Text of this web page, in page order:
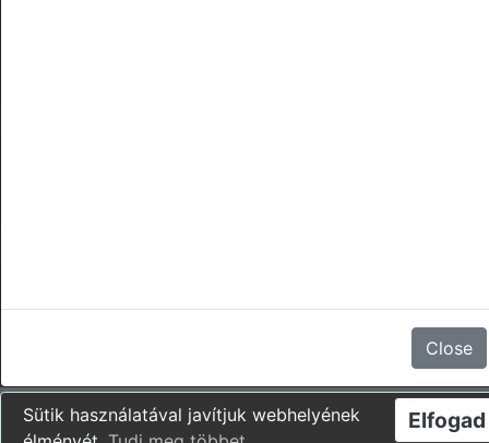
Close
Elfogad
Sütik használatával javítjuk webhelyének